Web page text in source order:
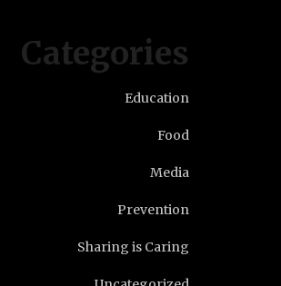
Categories
Education
Food
Media
Prevention
Sharing is Caring